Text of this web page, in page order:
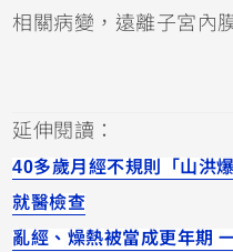
相關病變，遠離子宮內
延伸閱讀：
40多歲月經不規則「山洪
就醫檢查
亂經、燥熱被當成更年期